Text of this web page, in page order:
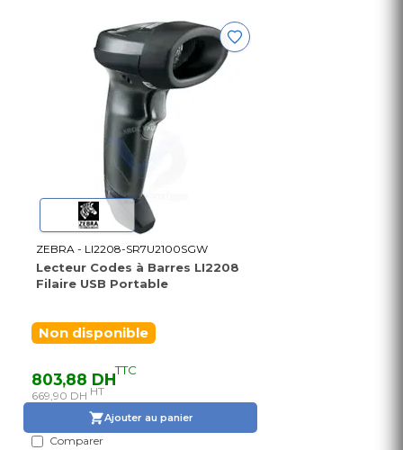
ZEBRA - LI2208-SR7U2100SGW
Lecteur Codes à Barres LI2208
Filaire USB Portable
Non disponible
803,88 DHTTC
669,90 DH HT
Ajouter au panier
Comparer